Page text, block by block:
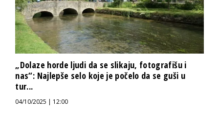
„Dolaze horde ljudi da se slikaju, fotografišu i
nas“: Najlepše selo koje je počelo da se guši u
tur...
04/10/2025 | 12:00